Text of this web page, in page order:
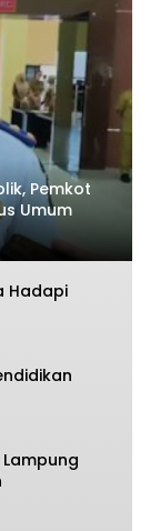
Pemkot
Umum
Hadapi